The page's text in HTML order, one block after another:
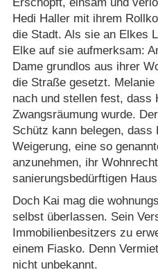
Hedi Haller mit ihrem
die Stadt. Als sie an Elkes
Elke auf sie aufmerksam:
Dame grundlos aus ihrer
die Straße gesetzt.
nach und stellen fest, dass
Zwangsräumung wurde.
Schütz kann belegen, dass
Weigerung, eine so
anzunehmen, ihr
sanierungsbedürftigen
Doch Kai mag die
selbst überlassen. Sein
Immobilienbesitzers zu
einem Fiasko. Denn
nicht unbekannt.